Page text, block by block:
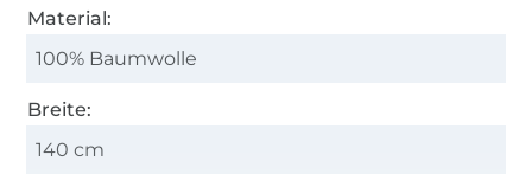
Material:
100% Baumwolle
Breite:
140 cm